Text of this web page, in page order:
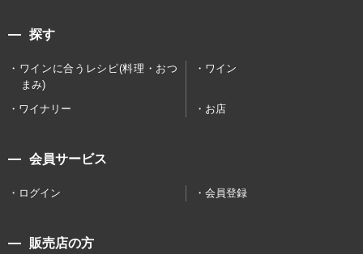
探す
ワインに合うレシピ(料理・おつ
まみ)
ワイン
ワイナリー お店
会員サービス
ログイン 会員登録
販売店の方